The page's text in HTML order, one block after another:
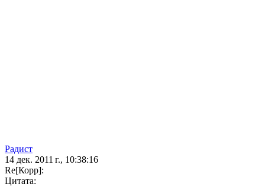
Радист
14 дек. 2011 г., 10:38:16
Re[Корр]:
Цитата: